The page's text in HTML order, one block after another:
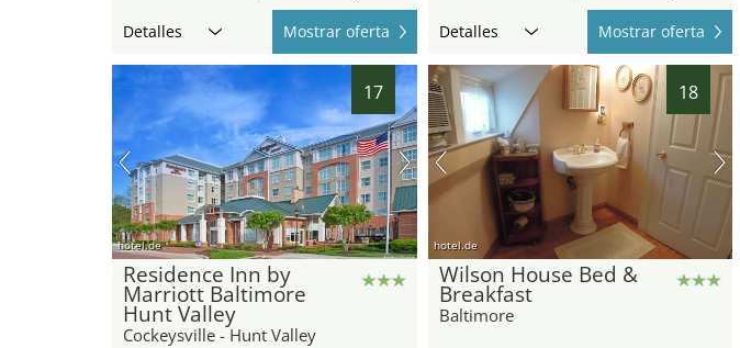
Detalles Mostrar oferta Detalles Mostrar oferta
17
hotel.de
Residence Inn by
Marriott Baltimore
Hunt Valley
Cockeysville - Hunt Valley
18
hotel.de
Wilson House Bed &
Breakfast
Baltimore